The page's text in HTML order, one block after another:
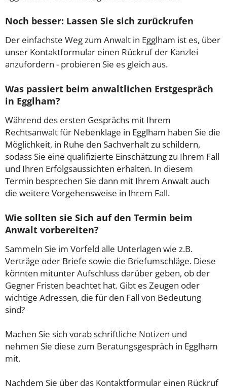
Noch besser: Lassen Sie sich zurückrufen
Der einfachste Weg zum Anwalt in Egglham ist es, über
unser Kontaktformular einen Rückruf der Kanzlei
anzufordern - probieren Sie es gleich aus.
Was passiert beim anwaltlichen Erstgespräch
in Egglham?
Während des ersten Gesprächs mit Ihrem
Rechtsanwalt für Nebenklage in Egglham haben Sie die
Möglichkeit, in Ruhe den Sachverhalt zu schildern,
sodass Sie eine qualifizierte Einschätzung zu Ihrem Fall
und Ihren Erfolgsaussichten erhalten. In diesem
Termin besprechen Sie dann mit Ihrem Anwalt auch
die weitere Vorgehensweise in Ihrem Fall.
Wie sollten sie Sich auf den Termin beim
Anwalt vorbereiten?
Sammeln Sie im Vorfeld alle Unterlagen wie z.B.
Verträge oder Briefe sowie die Briefumschläge. Diese
könnten mitunter Aufschluss darüber geben, ob der
Gegner Fristen beachtet hat. Gibt es Zeugen oder
wichtige Adressen, die für den Fall von Bedeutung
sind?
Machen Sie sich vorab schriftliche Notizen und
nehmen Sie diese zum Beratungsgespräch in Egglham
mit.
Nachdem Sie über das Kontaktformular einen Rückruf